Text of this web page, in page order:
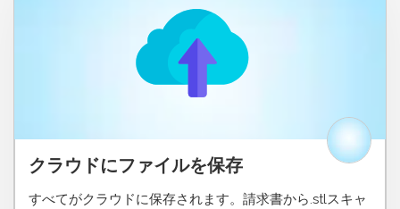
クラウドにファイルを保存
すべてがクラウドに保存されます。請求書から.stlスキャ